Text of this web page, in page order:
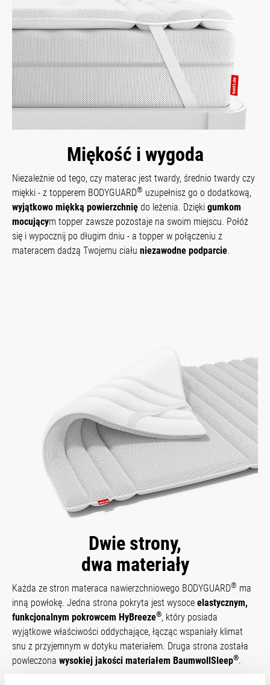
Miękość i wygoda
Niezależnie od tego, czy materac jest twardy, średnio twardy czy
miękki - z topperem BODYGUARD® uzupełnisz go o dodatkową,
wyjątkowo miękką powierzchnię do leżenia. Dzięki gumkom
mocującym topper zawsze pozostaje na swoim miejscu. Połóż
się i wypocznij po długim dniu - a topper w połączeniu z
materacem dadzą Twojemu ciału niezawodne podparcie.
Dwie strony,
dwa materiały
Każda ze stron materaca nawierzchniowego BODYGUARD® ma
inną powłokę. Jedna strona pokryta jest wysoce elastycznym,
funkcjonalnym pokrowcem HyBreeze®, który posiada
wyjątkowe właściwości oddychające, łącząc wspaniały klimat
snu z przyjemnym w dotyku materiałem. Druga strona została
powleczona wysokiej jakości materiałem Baum­woll­Sleep®.